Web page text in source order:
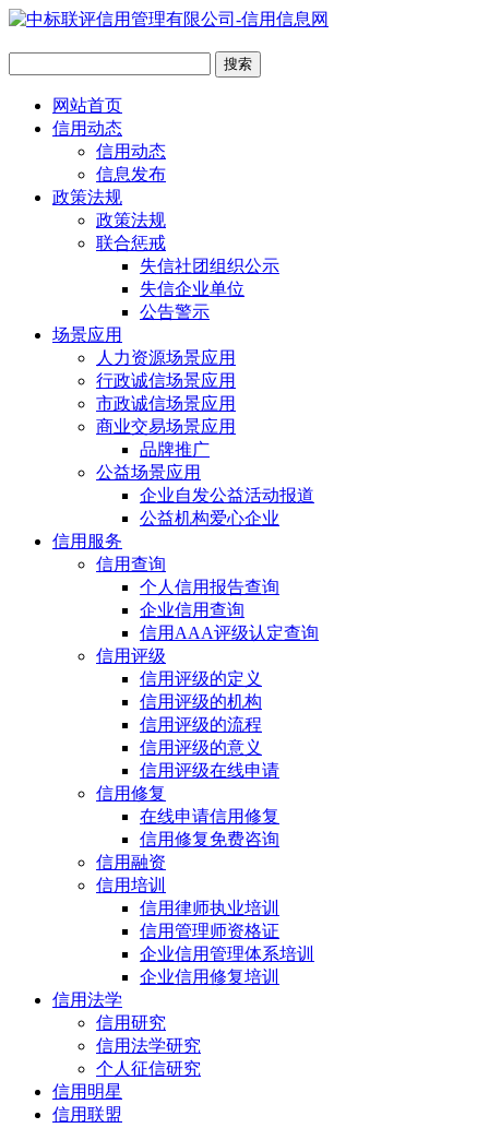
网站首页
信用动态
信用动态
信息发布
政策法规
政策法规
联合惩戒
失信社团组织公示
失信企业单位
公告警示
场景应用
人力资源场景应用
行政诚信场景应用
市政诚信场景应用
商业交易场景应用
品牌推广
公益场景应用
企业自发公益活动报道
公益机构爱心企业
信用服务
信用查询
个人信用报告查询
企业信用查询
信用AAA评级认定查询
信用评级
信用评级的定义
信用评级的机构
信用评级的流程
信用评级的意义
信用评级在线申请
信用修复
在线申请信用修复
信用修复免费咨询
信用融资
信用培训
信用律师执业培训
信用管理师资格证
企业信用管理体系培训
企业信用修复培训
信用法学
信用研究
信用法学研究
个人征信研究
信用明星
信用联盟